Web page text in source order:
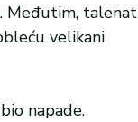
Međutim, talenat
velikani
napade.